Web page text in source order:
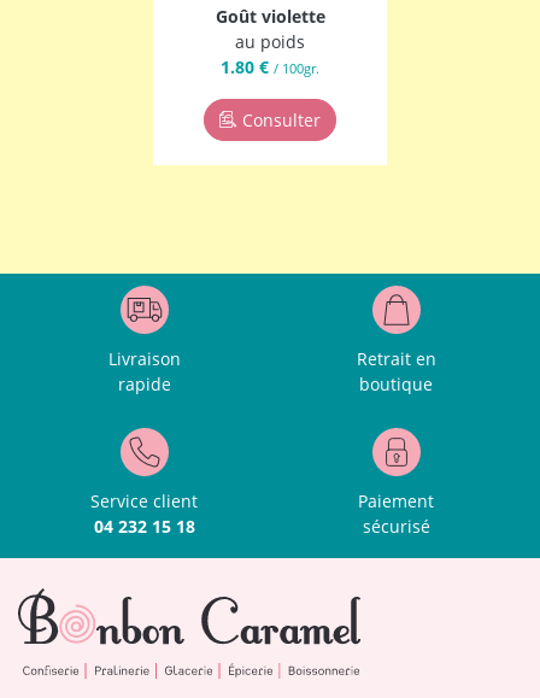
Goût violette
au poids
1.80 € / 100gr.
Consulter
Livraison
rapide
Retrait en
boutique
Service client
04 232 15 18
Paiement
sécurisé